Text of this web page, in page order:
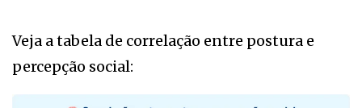
Veja a tabela de correlação entre postura e
percepção social: